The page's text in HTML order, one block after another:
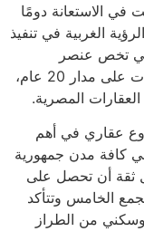
في الاستعانة دومًا
الغربية في تنفيذ
تخص عنصر
الخصوصية، وقامت الشركة بتنفيذ مشروعات على مدار 20 عام،
الوقت ما يزيد عن 20 مشروع عقاري في أهم
في كافة مدن جمهورية
ثقة أن تحصل على
الخامس وتتأكد
من الطراز